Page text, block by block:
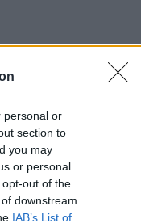
personal or
section to
you may
or personal
out of the
downstream
IAB’s List of